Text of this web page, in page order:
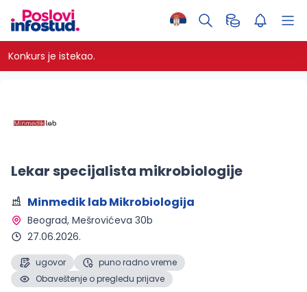
Konkurs je istekao.
Lekar specijalista mikrobiologije
Minmedik lab Mikrobiologija
Beograd, Mešrovićeva 30b
27.06.2026.
ugovor
puno radno vreme
Obaveštenje o pregledu prijave